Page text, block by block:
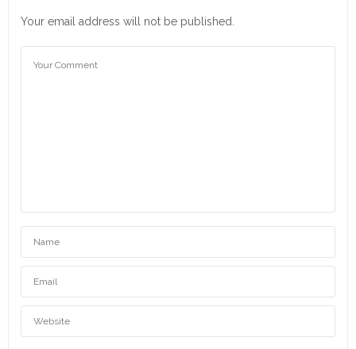
Your email address will not be published.